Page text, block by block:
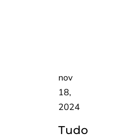
nov
18,
2024
Tudo